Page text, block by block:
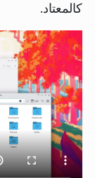
كالمعتاد.